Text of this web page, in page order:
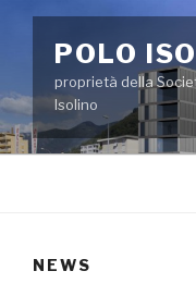
Salta
contenutoPOLO
proprietà della
Isolino
NEWS